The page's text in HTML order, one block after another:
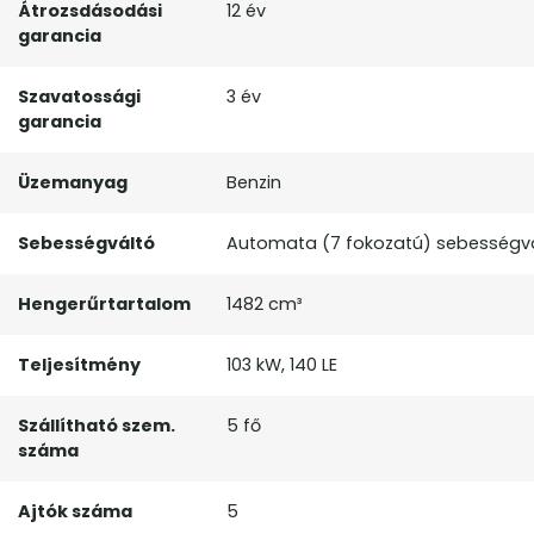
Átrozsdásodási
garancia
12 év
Szavatossági
garancia
3 év
Üzemanyag Benzin
Sebességváltó Automata (7 fokozatú)
Hengerűrtartalom 1482 cm³
Teljesítmény 103 kW, 140 LE
Szállítható szem.
száma
5 fő
Ajtók száma 5